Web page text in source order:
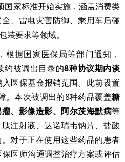
国家标准开始实施，涵盖消费类
、雷电灾害防御、乘用车后碰
装要求等领域。
，根据国家医保局等部门通知，
约被调出目录的8种协议期内谈
入医保基金报销范围。此前设置
。本次被调出的8种药品覆盖糖
、影像造影、阿尔茨海默病等
注射液、达诺瑞韦钠片、盐酸
对于正在使用这些药品的患者
医师沟通调整治疗方案或评估